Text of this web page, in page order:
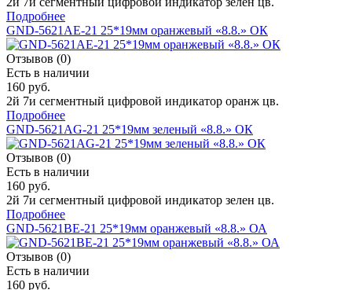
Подробнее
GND-5621AE-21 25*19мм оранжевый «8.8.» ОК
Отзывов (0)
Есть в наличии
160 руб.
2й 7и сегментный цифровой индикатор оранж цв.
Подробнее
GND-5621AG-21 25*19мм зеленый «8.8.» ОК
Отзывов (0)
Есть в наличии
160 руб.
2й 7и сегментный цифровой индикатор зелен цв.
Подробнее
GND-5621BE-21 25*19мм оранжевый «8.8.» ОА
Отзывов (0)
Есть в наличии
160 руб.